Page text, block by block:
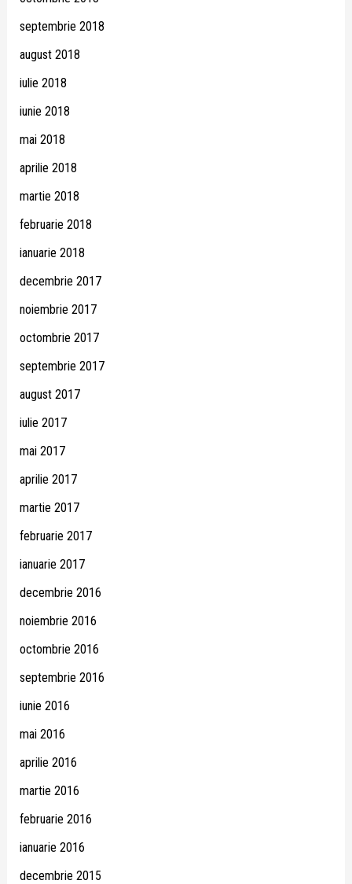
septembrie 2018
august 2018
iulie 2018
iunie 2018
mai 2018
aprilie 2018
martie 2018
februarie 2018
ianuarie 2018
decembrie 2017
noiembrie 2017
octombrie 2017
septembrie 2017
august 2017
iulie 2017
mai 2017
aprilie 2017
martie 2017
februarie 2017
ianuarie 2017
decembrie 2016
noiembrie 2016
octombrie 2016
septembrie 2016
iunie 2016
mai 2016
aprilie 2016
martie 2016
februarie 2016
ianuarie 2016
decembrie 2015